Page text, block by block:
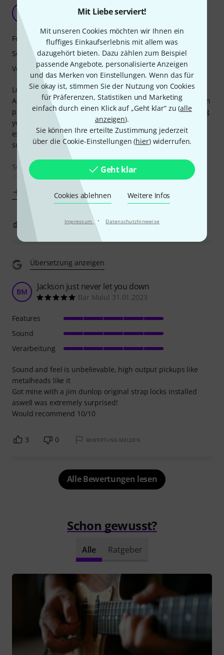
Mit Liebe serviert!
Mit unseren Cookies möchten wir Ihnen ein
fluffiges Einkaufserlebnis mit allem was
dazugehört bieten. Dazu zählen zum Beispiel
passende Angebote, personalisierte Anzeigen
und das Merken von Einstellungen. Wenn das für
Sie okay ist, stimmen Sie der Nutzung von Cookies
für Präferenzen, Statistiken und Marketing
einfach durch einen Klick auf „Geht klar“ zu (alle
anzeigen).
Sie können Ihre erteilte Zustimmung jederzeit
über die Cookie-Einstellungen (hier) widerrufen.
Geht klar
Cookies ablehnen Weitere Infos
Impressum · Datenschutzhinweise
A Anonym 11.12.2015
Looks:
Astonishing craft regarding visual details, everything falls in
place as you'd expect and is certainly an instruments giving
you a great deal of pleasure once you pick it up and jam. I
especially like the work done for the fretboard, it's very
smooth and has a tasteful glossy appearance.
Sound:
Clean and precise, with exceptional good
Mehr anzeigen
Features
Sound
Verarbeitung
BEWERTUNG MELDEN
Übersetzung anzeigen
BM Jackson just never let you down
Bar Malul 31.01.2023
Sound and feel is unbelievable, high output pickups like
metalheads like it
Got mine with a jim dunlop original strap locks installed
aswell was extremely surprised!
Would recommend 10/10
Features
Sound
Verarbeitung
3 0 BEWERTUNG MELDEN
Alle Bewertungen lesen
Schon gewusst?
Alle Ratgeber